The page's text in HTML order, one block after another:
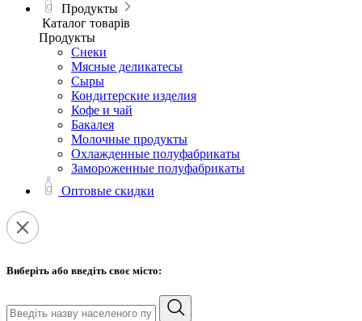
Продукты
Каталог товарів
Продукты
Снеки
Мясные деликатесы
Сыры
Кондитерские изделия
Кофе и чай
Бакалея
Молочные продукты
Охлажденные полуфабрикаты
Замороженные полуфабрикаты
Оптовые скидки
Виберіть або введіть своє місто: